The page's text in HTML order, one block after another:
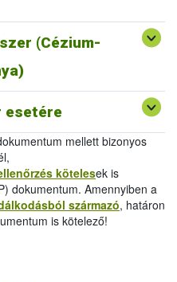
(Cézium-
esetére
2011/884/EU III.
EU IV.
2011/884/EU Annex IV
mellett bizonyos
kötelesek is
dokumentum. Amennyiben a
származó, határon
is kötelező!